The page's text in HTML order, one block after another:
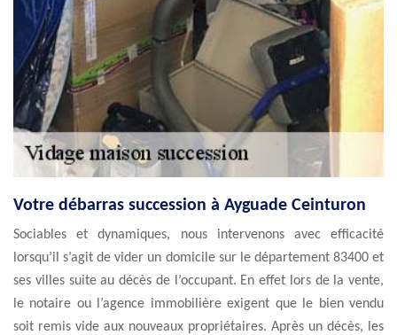
Votre débarras succession à Ayguade Ceinturon
Sociables et dynamiques, nous intervenons avec efficacité
lorsqu’il s’agit de vider un domicile sur le département 83400 et
ses villes suite au décès de l’occupant. En effet lors de la vente,
le notaire ou l’agence immobilière exigent que le bien vendu
soit remis vide aux nouveaux propriétaires. Après un décès, les